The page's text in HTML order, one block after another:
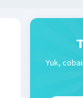
Yuk,